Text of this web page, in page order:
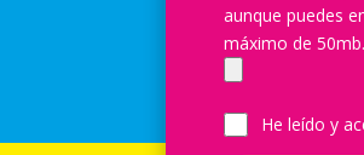
aunque puedes
máximo de 50mb.
He leído y